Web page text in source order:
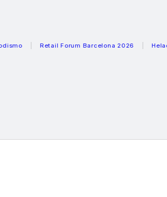
Retail Forum Barcelona 2026 Heladeras